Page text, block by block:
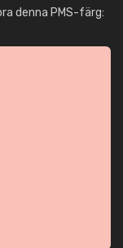
denna PMS-färg: